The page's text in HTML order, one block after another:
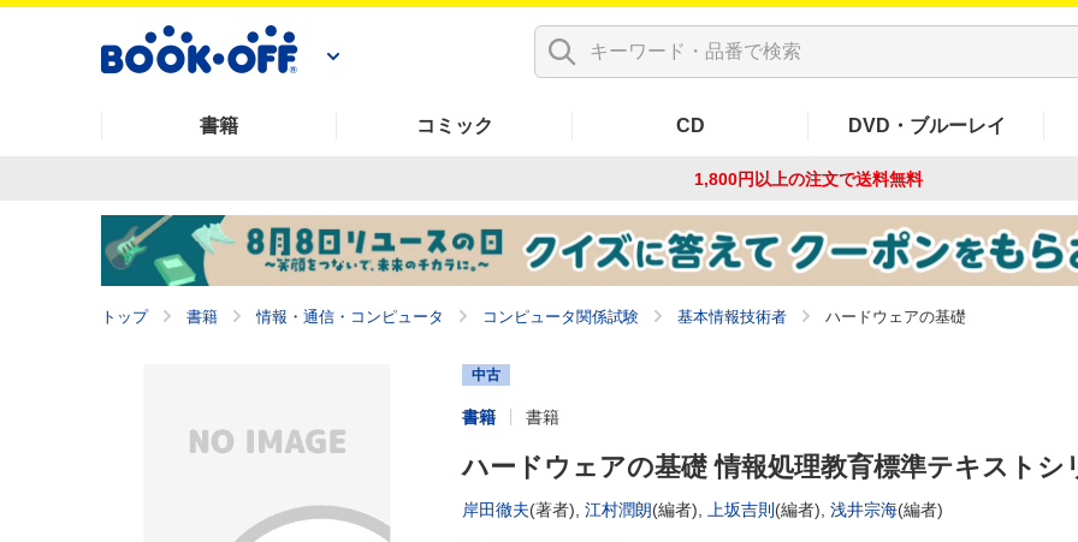
書籍 コミック CD DVD・ブルーレイ
1,800円以上の注文で送料無料
トップ 書籍 情報・通信・コンピュータ コンピュータ関係試験 基本情報技術者 ハードウェアの基礎
中古
書籍 書籍
ハードウェアの基礎 情報処理教育標準テキストシ
岸田徹夫(著者), 江村潤朗(編者), 上坂吉則 (編者), 浅井宗海(編者)